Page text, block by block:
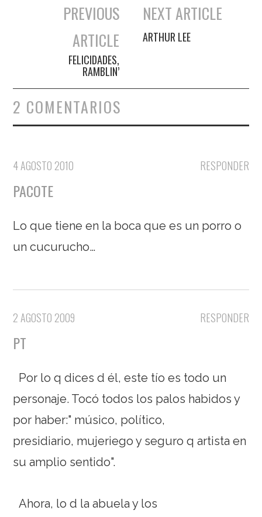
Navegación de entradas
PREVIOUS
ARTICLE
FELICIDADES,
RAMBLIN’
NEXT ARTICLE
ARTHUR LEE
2 COMENTARIOS
RESPONDER
4 AGOSTO 2010
PACOTE
Lo que tiene en la boca que es un porro o
un cucurucho…
RESPONDER
2 AGOSTO 2009
PT
Por lo q dices d él, este tío es todo un
personaje. Tocó todos los palos habidos y
por haber:" músico, político,
presidiario, mujeriego y seguro q artista en
su amplio sentido".
Ahora, lo d la abuela y los